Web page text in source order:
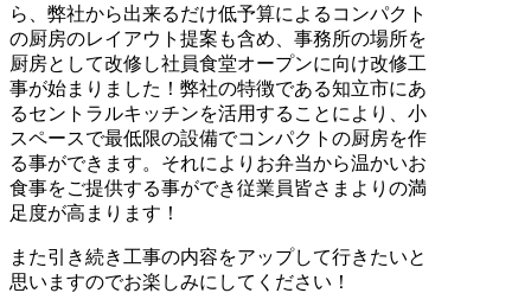
ら、弊社から出来るだけ低予算によるコンパクト
の厨房のレイアウト提案も含め、事務所の場所を
厨房として改修し社員食堂オープンに向け改修工
事が始まりました！弊社の特徴である知立市にあ
るセントラルキッチンを活用することにより、小
スペースで最低限の設備でコンパクトの厨房を作
る事ができます。それによりお弁当から温かいお
食事をご提供する事ができ従業員皆さまよりの満
足度が高まります！
また引き続き工事の内容をアップして行きたいと
思いますのでお楽しみにしてください！